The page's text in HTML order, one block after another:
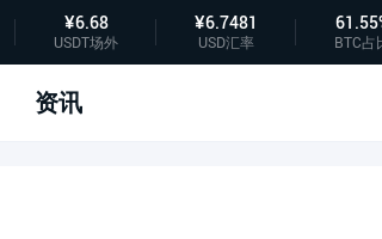
¥6.68
USDT场外
¥6.7481
USD汇率 BTC占
资讯